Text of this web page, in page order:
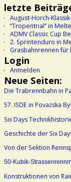
letzte
August-Horch-
“Tropentrial” in
ADMV Classic Cup
2. Sprintenduro in
Grasbahnrennen für
Login
Anmelden
Neue Seiten:
Die Trabrennbahn in
57. ISDE in Povazska
Six Days
Geschichte der Six
Von der Sektion
50-Kubik-
Konstruktionen von